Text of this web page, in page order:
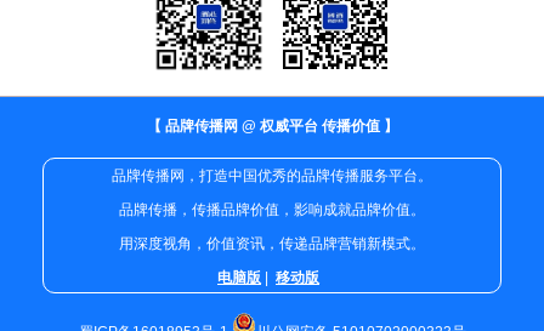
【 品牌传播网 @ 权威平台 传播价值 】
品牌传播网，打造中国优秀的品牌传播服务平台。
品牌传播，传播品牌价值，影响成就品牌价值。
用深度视角，价值资讯，传递品牌营销新模式。
电脑版 | 移动版